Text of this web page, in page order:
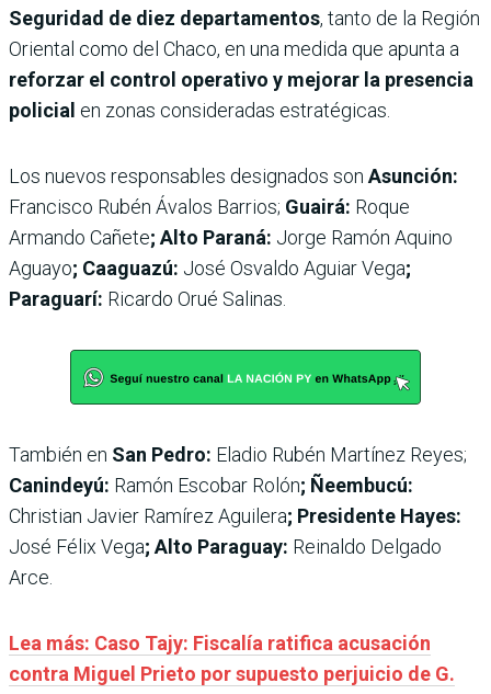
Seguridad de diez departamentos, tanto de la Región
Oriental como del Chaco, en una medida que apunta a
reforzar el control operativo y mejorar la presencia
policial en zonas consideradas estratégicas.
Los nuevos responsables designados son Asunción:
Francisco Rubén Ávalos Barrios; Guairá: Roque
Armando Cañete; Alto Paraná: Jorge Ramón Aquino
Aguayo; Caaguazú: José Osvaldo Aguiar Vega;
Paraguarí: Ricardo Orué Salinas.
También en San Pedro: Eladio Rubén Martínez Reyes;
Canindeyú: Ramón Escobar Rolón; Ñeembucú:
Christian Javier Ramírez Aguilera; Presidente Hayes:
José Félix Vega; Alto Paraguay: Reinaldo Delgado
Arce.
Lea más: Caso Tajy: Fiscalía ratifica acusación
contra Miguel Prieto por supuesto perjuicio de G.